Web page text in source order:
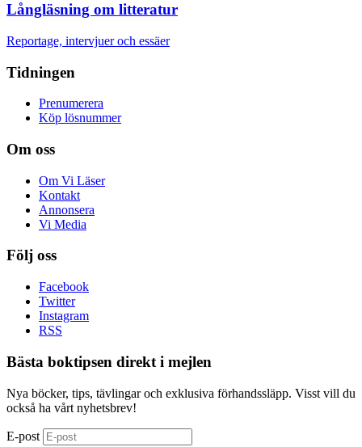
Långläsning om litteratur
Reportage, intervjuer och essäer
Tidningen
Prenumerera
Köp lösnummer
Om oss
Om Vi Läser
Kontakt
Annonsera
Vi Media
Följ oss
Facebook
Twitter
Instagram
RSS
Bästa boktipsen direkt i mejlen
Nya böcker, tips, tävlingar och exklusiva förhandssläpp. Visst vill du
också ha vårt nyhetsbrev!
E-post